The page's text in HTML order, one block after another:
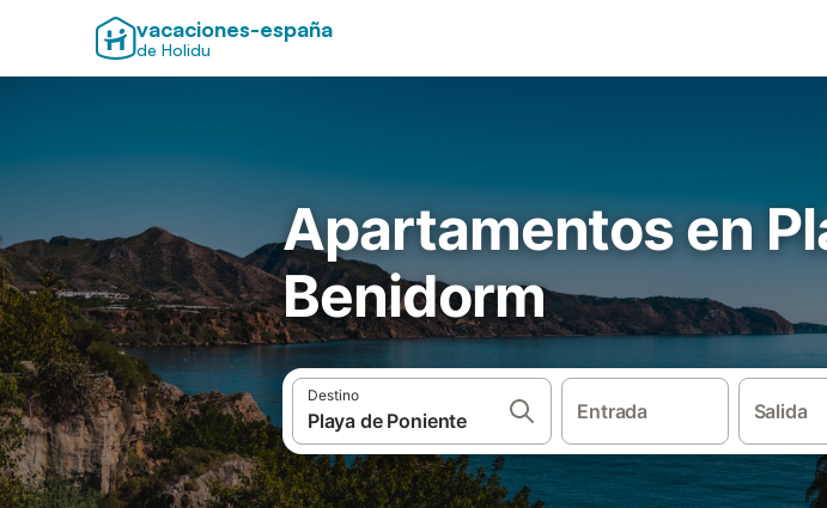
vacaciones-españa
de Holidu
Apartamentos en
Benidorm
Destino
Entrada Salida